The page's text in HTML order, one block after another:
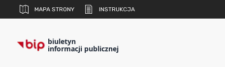
MAPA STRONY INSTRUKCJA
biuletyn
informacji publicznej